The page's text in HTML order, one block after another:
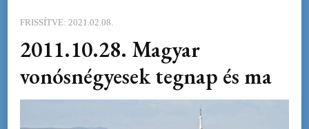
FRISSÍTVE: 2021.02.08.
2011.10.28. Magyar
vonósnégyesek tegnap és ma